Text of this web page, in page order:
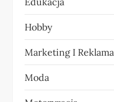
i
s
u
Hobby
Marketing I Reklama
Moda